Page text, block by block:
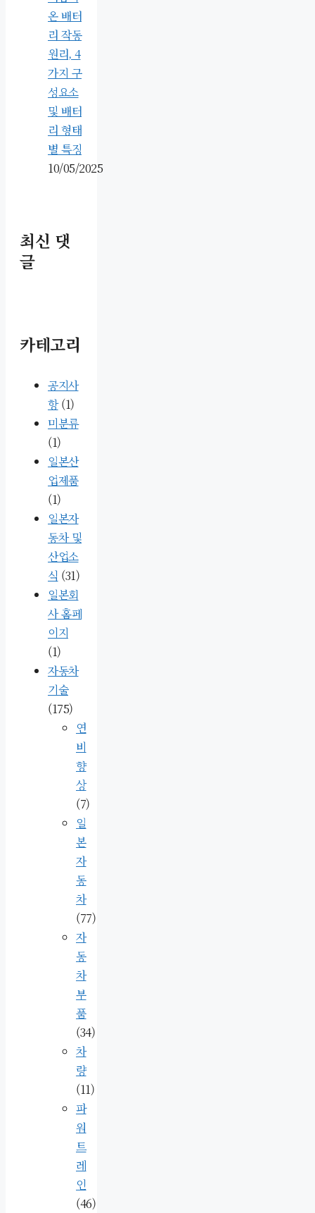
온 배터
리 작동
원리, 4
가지 구
성요소
및 배터
리 형태
별 특징
10/05/2025
최신 댓
글
카테고리
공지사
항(1)
미분류
(1)
일본산
업제품
(1)
일본자
동차 및
산업소
식 (31)
일본회
사 홈페
이지
(1)
자동차
기술
(175)
연
비
향
상
(7)
일
본
자
동
차
(77)
자
동
차
부
품
(34)
차
량
(11)
파
워
트
레
인
(46)